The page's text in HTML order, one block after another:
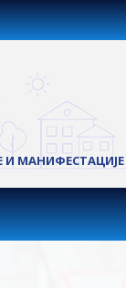
МАНИФЕСТАЦИЈЕ